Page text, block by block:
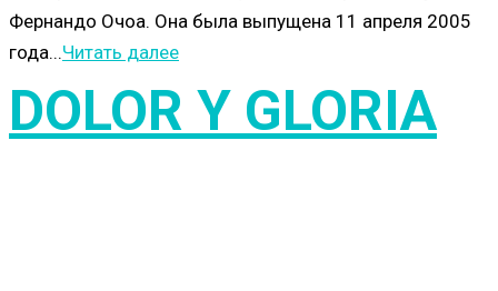
Фернандо Очоа. Она была выпущена 11 апреля 2005
года...Читать далее
DOLOR Y GLORIA